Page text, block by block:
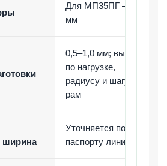
Для МП35ПГ — 35
мм
0,5–1,0 мм; выбор
по нагрузке,
радиусу и шагу
рам
ширина
Уточняется по
паспорту линии